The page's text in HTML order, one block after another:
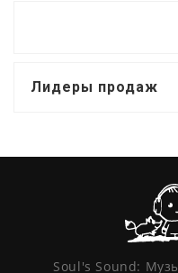
Лидеры продаж
Soul's Sound: